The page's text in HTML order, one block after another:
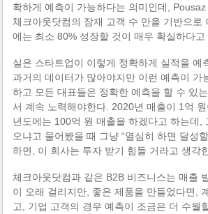
확하게 예측이 가능하다는 의미인데,
체크아웃닷컴의 잠재 고객 수 만을 기반으로
에는 최소 80% 성장할 것이 매우 확실하다고
실은 스타트업이 이렇게 정확하게 실적을 예
과거의 데이터가 많아야지만 이런 예측이 가
하고 모든 대표들은 정확한 예측을 할 수 있
서 계속 노력해야한다. 2020년 매출이 1억
년도에는 100억 원 매출을 하겠다고 하는데,
오냐고 물어봤을 때 그냥 “열심히 하면 달성
하면, 이 회사는 투자 받기 힘들 거라고 생각
체크아웃닷컴과 같은 B2B 비즈니스는 매출
이 오래 걸리지만, 좋은 제품을 만들었다면,
고, 기업 고객의 경우 예측이 조금은 더 수월